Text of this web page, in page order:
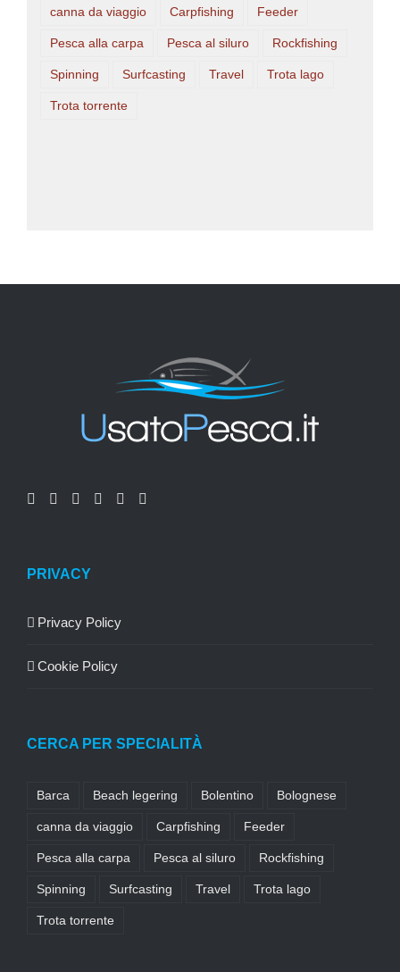
canna da viaggio Carpfishing Feeder
Pesca alla carpa Pesca al siluro Rockfishing
Spinning Surfcasting Travel Trota lago
Trota torrente
PRIVACY
Privacy Policy
Cookie Policy
CERCA PER SPECIALITÀ
Barca Beach legering Bolentino Bolognese
canna da viaggio Carpfishing Feeder
Pesca alla carpa Pesca al siluro Rockfishing
Spinning Surfcasting Travel Trota lago
Trota torrente